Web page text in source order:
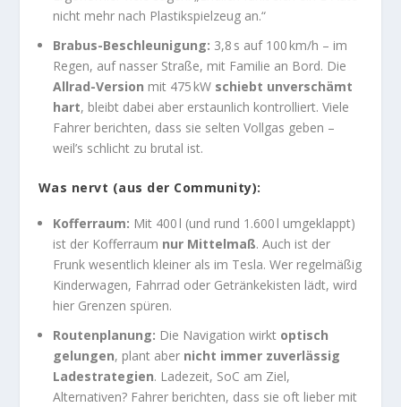
nicht mehr nach Plastikspielzeug an.“
Brabus-Beschleunigung: 3,8 s auf 100 km/h – im
Regen, auf nasser Straße, mit Familie an Bord. Die
Allrad-Version mit 475 kW schiebt unverschämt
hart, bleibt dabei aber erstaunlich kontrolliert. Viele
Fahrer berichten, dass sie selten Vollgas geben –
weil’s schlicht zu brutal ist.
Was nervt (aus der Community):
Kofferraum: Mit 400 l (und rund 1.600 l umgeklappt)
ist der Kofferraum nur Mittelmaß. Auch ist der
Frunk wesentlich kleiner als im Tesla. Wer regelmäßig
Kinderwagen, Fahrrad oder Getränkekisten lädt, wird
hier Grenzen spüren.
Routenplanung: Die Navigation wirkt optisch
gelungen, plant aber nicht immer zuverlässig
Ladestrategien. Ladezeit, SoC am Ziel,
Alternativen? Fahrer berichten, dass sie oft lieber mit